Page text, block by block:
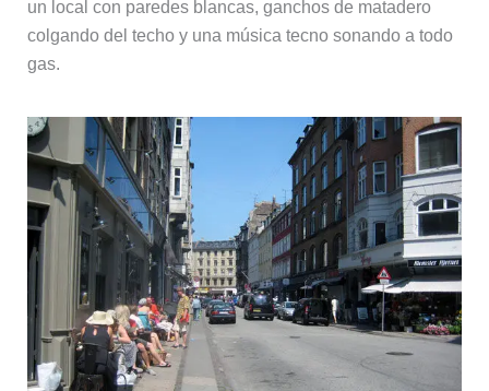
un local con paredes blancas, ganchos de matadero
colgando del techo y una música tecno sonando a todo
gas.